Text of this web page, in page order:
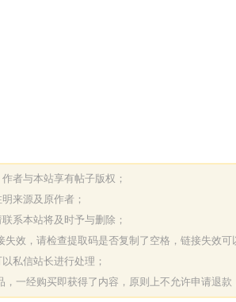
者与本站享有帖子版权；
来源及原作者；
系本站将及时予与删除；
效，请检查提取码是否复制了空格，链接失效可
私信站长进行处理；
一经购买即获得了内容，原则上不允许申请退款